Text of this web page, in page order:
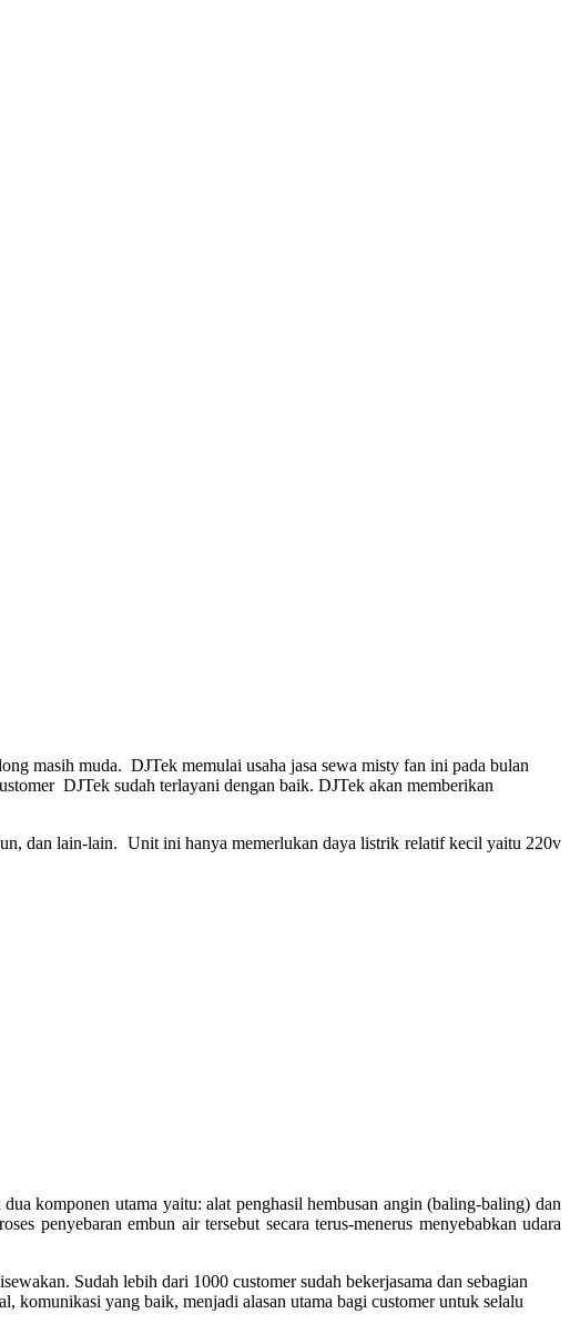
masih muda. DJTek memulai usaha jasa sewa misty fan ini pada bulan
DJTek sudah terlayani dengan baik. DJTek akan memberikan
dan lain-lain. Unit ini hanya memerlukan daya listrik relatif kecil yaitu 220v
komponen utama yaitu: alat penghasil hembusan angin (baling-baling) dan
penyebaran embun air tersebut secara terus-menerus menyebabkan udara
Sudah lebih dari 1000 customer sudah bekerjasama dan sebagian
komunikasi yang baik, menjadi alasan utama bagi customer untuk selalu